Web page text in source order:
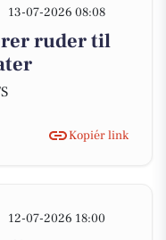
13-07-2026 08:08
ruder til
Kopiér link
12-07-2026 18:00